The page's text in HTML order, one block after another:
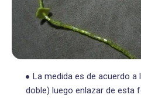
La medida es de acuerdo a
doble) luego enlazar de esta